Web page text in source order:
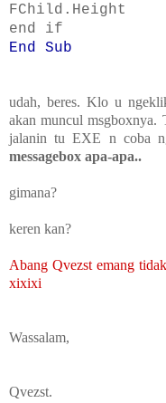
FChild.Height
end if
End Sub
udah, beres. Klo u
akan muncul
jalanin tu EXE n coba
messagebox apa-apa..
gimana?
keren kan?
Abang Qvezst emang
xixixi
Wassalam,
Qvezst.